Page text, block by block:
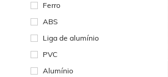
Ferro
ABS
Liga de alumínio
PVC
Alumínio